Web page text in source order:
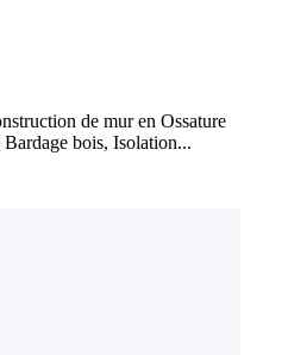
de mur en Ossature
bois, Isolation...